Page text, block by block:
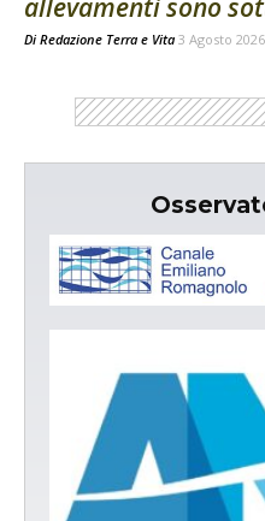
allevamenti sono
Di Redazione Terra e Vita 3 Agosto 2026